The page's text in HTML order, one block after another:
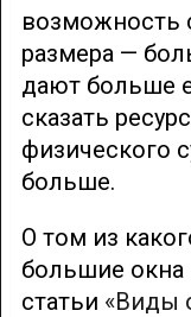
возможность
размера —
дают больше
сказать
физического
больше.
О том из
большие окна
статьи «Виды